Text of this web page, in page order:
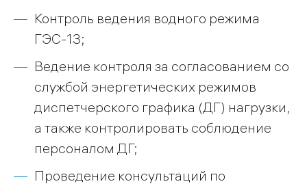
Контроль ведения водного режима
ГЭС-13;
Ведение контроля за согласованием со
службой энергетических режимов
диспетчерского графика (ДГ) нагрузки,
а также контролировать соблюдение
персоналом ДГ;
Проведение консультаций по